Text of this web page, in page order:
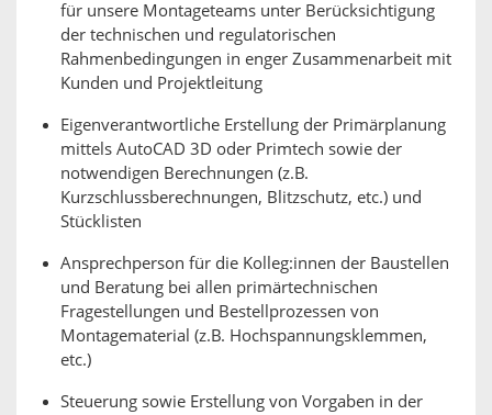
für unsere Montageteams unter Berücksichtigung
der technischen und regulatorischen
Rahmenbedingungen in enger Zusammenarbeit mit
Kunden und Projektleitung
Eigenverantwortliche Erstellung der Primärplanung
mittels AutoCAD 3D oder Primtech sowie der
notwendigen Berechnungen (z.B.
Kurzschlussberechnungen, Blitzschutz, etc.) und
Stücklisten
Ansprechperson für die Kolleg:innen der Baustellen
und Beratung bei allen primärtechnischen
Fragestellungen und Bestellprozessen von
Montagematerial (z.B. Hochspannungsklemmen,
etc.)
Steuerung sowie Erstellung von Vorgaben in der